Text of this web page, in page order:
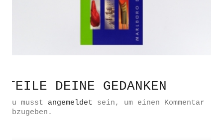
TEILE DEINE GEDANKEN
Du musst angemeldet sein, um einen Kommentar
abzugeben.